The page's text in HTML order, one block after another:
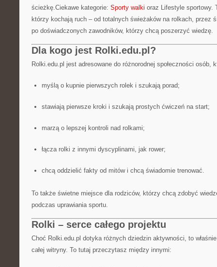
ścieżkę.Ciekawe kategorie: Sporty walki oraz Lifestyle sportowy.
którzy kochają ruch – od totalnych świeżaków na rolkach, przez
po doświadczonych zawodników, którzy chcą poszerzyć wiedzę.
Dla kogo jest Rolki.edu.pl?
Rolki.edu.pl jest adresowane do różnorodnej społeczności osób,
myślą o kupnie pierwszych rolek i szukają porad;
stawiają pierwsze kroki i szukają prostych ćwiczeń na start;
marzą o lepszej kontroli nad rolkami;
łącza rolki z innymi dyscyplinami, jak rower;
chcą oddzielić fakty od mitów i chcą świadomie trenować.
To także świetne miejsce dla rodziców, którzy chcą zdobyć
podczas uprawiania sportu.
Rolki – serce całego projektu
Choć Rolki.edu.pl dotyka różnych dziedzin aktywności, to
całej witryny. To tutaj przeczytasz między innymi: